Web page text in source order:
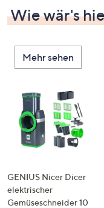
Wie wär's
Mehr sehen
GENIUS Nicer Dicer
elektrischer
Gemüseschneider 10